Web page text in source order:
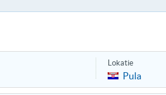
Lokatie
Pula